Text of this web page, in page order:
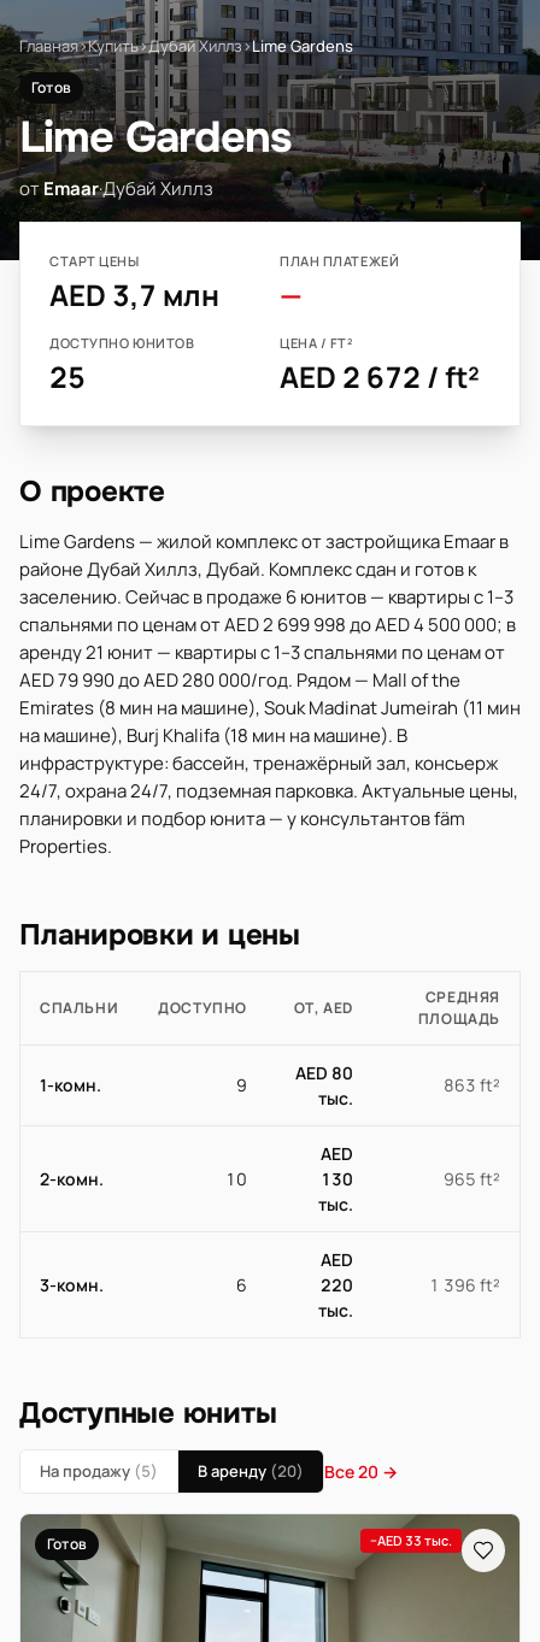
Главная›Купить›Дубай Хиллз›Lime Gardens
Готов
Lime Gardens
отEmaar·Дубай Хиллз
СТАРТ ЦЕНЫ
AED 3,7 млн
ПЛАН ПЛАТЕЖЕЙ
—
ДОСТУПНО ЮНИТОВ
25
ЦЕНА / FT²
AED 2 672 / ft²
О проекте
Lime Gardens — жилой комплекс от застройщика Emaar в
районе Дубай Хиллз, Дубай. Комплекс сдан и готов к
заселению. Сейчас в продаже 6 юнитов — квартиры с 1–3
спальнями по ценам от AED 2 699 998 до AED 4 500 000; в
аренду 21 юнит — квартиры с 1–3 спальнями по ценам от
AED 79 990 до AED 280 000/год. Рядом — Mall of the
Emirates (8 мин на машине), Souk Madinat Jumeirah (11 мин
на машине), Burj Khalifa (18 мин на машине). В
инфраструктуре: бассейн, тренажёрный зал, консьерж
24/7, охрана 24/7, подземная парковка. Актуальные цены,
планировки и подбор юнита — у консультантов fäm
Properties.
Планировки и цены
СПАЛЬНИ ДОСТУПНО ОТ, AED
СРЕДНЯЯ
ПЛОЩАДЬ
1-комн. 9
AED 80
тыс.
863 ft²
2-комн. 10
AED
130
тыс.
965 ft²
3-комн. 6
AED
220
тыс.
1 396 ft²
Доступные юниты
На продажу (5) В аренду (20) Все 20 →
Готов −AED 33 тыс.